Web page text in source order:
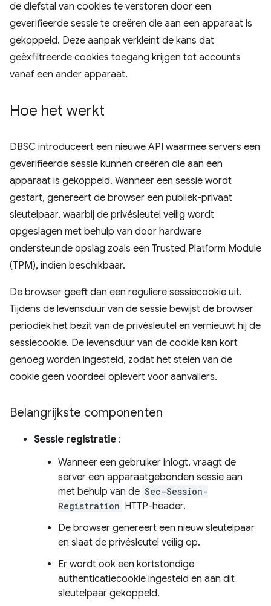
de diefstal van cookies te verstoren door een
geverifieerde sessie te creëren die aan een apparaat is
gekoppeld. Deze aanpak verkleint de kans dat
geëxfiltreerde cookies toegang krijgen tot accounts
vanaf een ander apparaat.
Hoe het werkt
DBSC introduceert een nieuwe API waarmee servers een
geverifieerde sessie kunnen creëren die aan een
apparaat is gekoppeld. Wanneer een sessie wordt
gestart, genereert de browser een publiek-privaat
sleutelpaar, waarbij de privésleutel veilig wordt
opgeslagen met behulp van door hardware
ondersteunde opslag zoals een Trusted Platform Module
(TPM), indien beschikbaar.
De browser geeft dan een reguliere sessiecookie uit.
Tijdens de levensduur van de sessie bewijst de browser
periodiek het bezit van de privésleutel en vernieuwt hij de
sessiecookie. De levensduur van de cookie kan kort
genoeg worden ingesteld, zodat het stelen van de
cookie geen voordeel oplevert voor aanvallers.
Belangrijkste componenten
Sessie registratie :
Wanneer een gebruiker inlogt, vraagt ​​de
server een apparaatgebonden sessie aan
met behulp van de Sec-Session-
Registration HTTP-header.
De browser genereert een nieuw sleutelpaar
en slaat de privésleutel veilig op.
Er wordt ook een kortstondige
authenticatiecookie ingesteld en aan dit
sleutelpaar gekoppeld.